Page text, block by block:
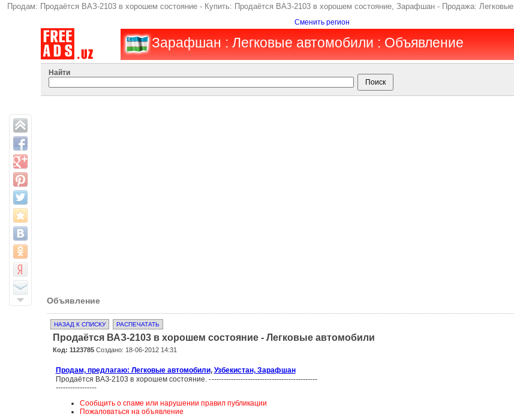
Продам: Продаётся ВАЗ-2103 в хорошем состояние - Купить: Продаётся ВАЗ-2103 в хорошем состояние, Зарафшан - Продажа:
Сменить регион
Зарафшан : Легковые автомобили : Объявление
Найти
Объявление
НАЗАД К СПИСКУ РАСПЕЧАТАТЬ
Продаётся ВАЗ-2103 в хорошем состояние - Легковые автомобили
Код: 1123785Создано: 18-06-2012 14:31
Продам, предлагаю: Легковые автомобили, Узбекистан, Зарафшан
Продаётся ВАЗ-2103 в хорошем состояние. ---------------------------------------------
-----------------
Сообщить о спаме или нарушении правил публикации
Пожаловаться на объявление